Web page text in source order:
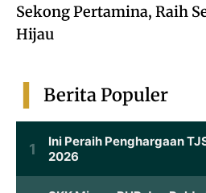
Sekong Pertamina, Raih
Hijau
Berita Populer